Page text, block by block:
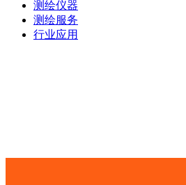
测绘仪器
测绘服务
行业应用